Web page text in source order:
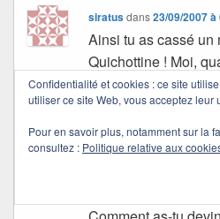
siratusdans23/09/2007
Ainsi tu as cassé un
Quichottine ! Moi,
c’était dans la voix
es colère dans la
pourtant. Un jour, je
ma voix…faisais-je
Super qu’il y ait ce
et que tu te sentes
Confidentialité et cookies : ce site
utiliser ce site Web, vous acceptez leur
Pour en savoir plus, notamment sur la
consultez : Politique relative aux